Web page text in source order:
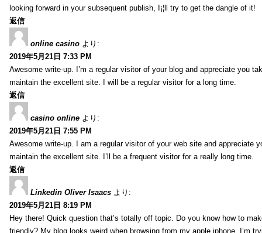
looking forward in your subsequent publish, I¡¦ll try to get the dangle of it!
返信
online casino より:
2019年5月21日 7:33 PM
Awesome write-up. I’m a regular visitor of your blog and appreciate you
maintain the excellent site. I will be a regular visitor for a long time.
返信
casino online より:
2019年5月21日 7:55 PM
Awesome write-up. I am a regular visitor of your web site and appreciate
maintain the excellent site. I’ll be a frequent visitor for a really long time.
返信
Linkedin Oliver Isaacs より:
2019年5月21日 8:19 PM
Hey there! Quick question that’s totally off topic. Do you know how to
friendly? My blog looks weird when browsing from my apple iphone. I’m